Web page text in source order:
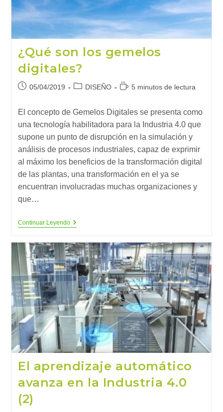
¿Qué son los gemelos
digitales?
Publicación
entrada:
05/04/2019
Categoría
entrada:
DISEÑO
Tiempo5 minutos de lectura
El concepto de Gemelos Digitales se presenta como
una tecnología habilitadora para la Industria 4.0 que
supone un punto de disrupción en la simulación y
análisis de procesos industriales, capaz de exprimir
al máximo los beneficios de la transformación digital
de las plantas, una transformación en el ya se
encuentran involucradas muchas organizaciones y
que…
Continuar Leyendo¿Qué
Gemelos
Digitales?
El aprendizaje automático
avanza en la Industria 4.0
(2)